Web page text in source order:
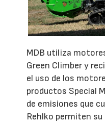
MDB utiliza
Green Climber y
el uso de los
productos Special
de emisiones que
Rehlko permiten